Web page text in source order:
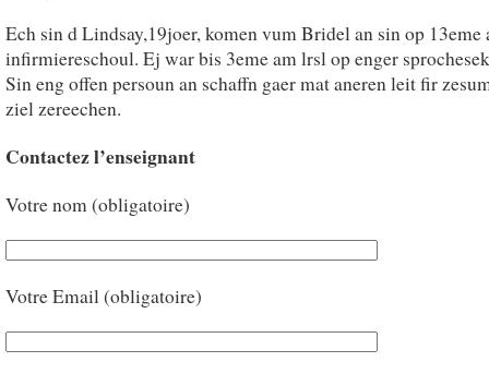
Ech sin d Lindsay,19joer, komen vum Bridel an sin op 13eme
infirmiereschoul. Ej war bis 3eme am lrsl op enger
Sin eng offen persoun an schaffn gaer mat aneren leit fir
ziel zereechen.
Contactez l’enseignant
Votre nom (obligatoire)
Votre Email (obligatoire)